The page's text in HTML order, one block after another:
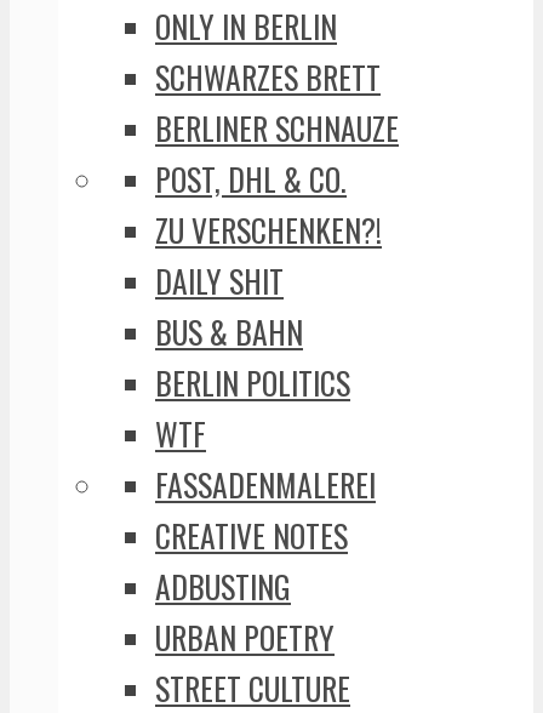
ONLY IN BERLIN
SCHWARZES BRETT
BERLINER SCHNAUZE
POST, DHL & CO.
ZU VERSCHENKEN?!
DAILY SHIT
BUS & BAHN
BERLIN POLITICS
WTF
FASSADENMALEREI
CREATIVE NOTES
ADBUSTING
URBAN POETRY
STREET CULTURE